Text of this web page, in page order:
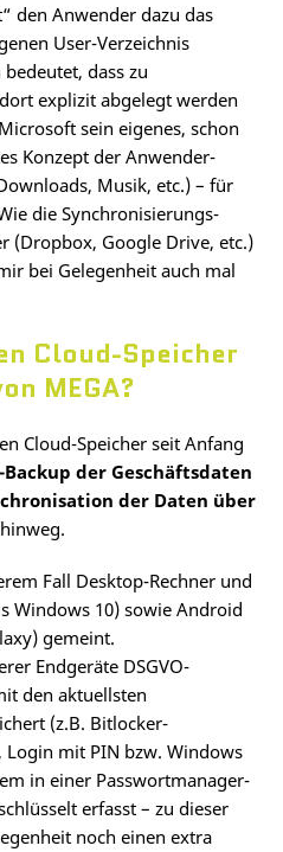
den Anwender dazu das
User-Verzeichnis
dass zu
explizit abgelegt werden
sein eigenes, schon
Konzept der Anwender-
Musik, etc.) – für
die Synchronisierungs-
(Dropbox, Google Drive, etc.)
bei Gelegenheit auch mal
Cloud-Speicher
MEGA?
Cloud-Speicher seit Anfang
Backup der Geschäftsdaten
der Daten über
hinweg.
Fall Desktop-Rechner und
Windows 10) sowie Android
gemeint.
Endgeräte DSGVO-
den aktuellsten
(z.B. Bitlocker-
Login mit PIN bzw. Windows
in einer Passwortmanager-
erfasst – zu dieser
noch einen extra